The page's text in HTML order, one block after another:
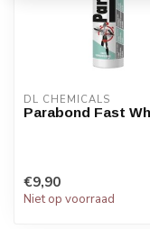
DL CHEMICALS
Parabond Fast
€9,90
Niet op voorraad